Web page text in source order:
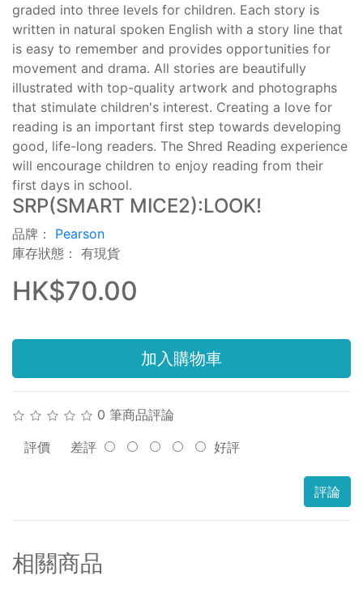
graded into three levels for children. Each story is
written in natural spoken English with a story line that
is easy to remember and provides opportunities for
movement and drama. All stories are beautifully
illustrated with top-quality artwork and photographs
that stimulate children's interest. Creating a love for
reading is an important first step towards developing
good, life-long readers. The Shred Reading experience
will encourage children to enjoy reading from their
first days in school.
SRP(SMART MICE2):LOOK!
品牌： Pearson
庫存狀態： 有現貨
HK$70.00
加入購物車
0 筆商品評論
評價 差評 好評
評論
相關商品